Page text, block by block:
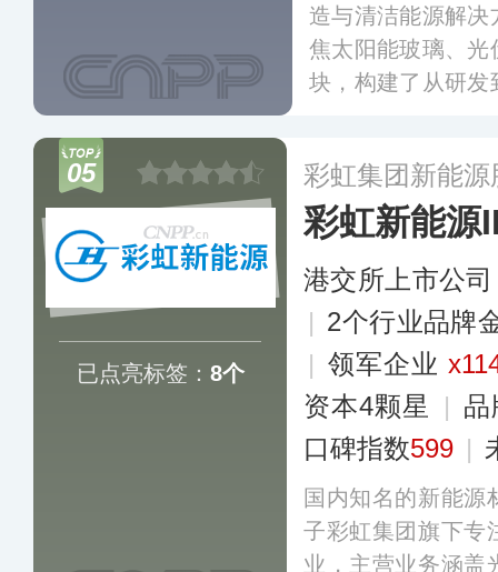
造与清洁能源解
焦太阳能玻璃、
块，构建了从研
于工业厂房、市政
05
已点亮标签： 8个
彩虹集团新能
彩虹新能源
港交所上市公司
| 2个行业品牌
| 领军企业
资本4颗星
| 品
口碑指数599 |
国内知名的新能源
子彩虹集团旗下专
业，主营业务涵盖